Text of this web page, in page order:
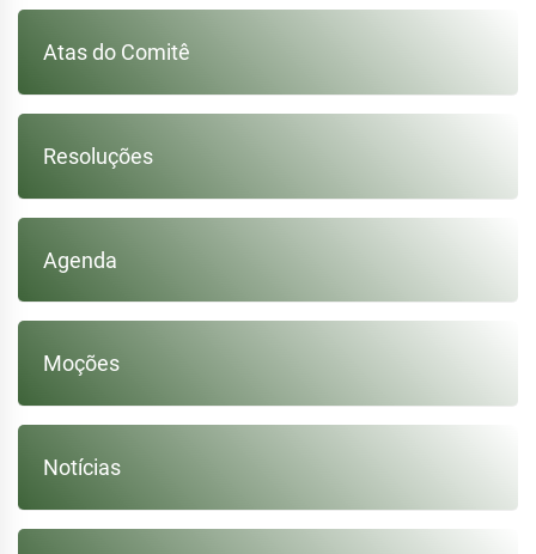
Atas do Comitê
Resoluções
Agenda
Moções
Notícias